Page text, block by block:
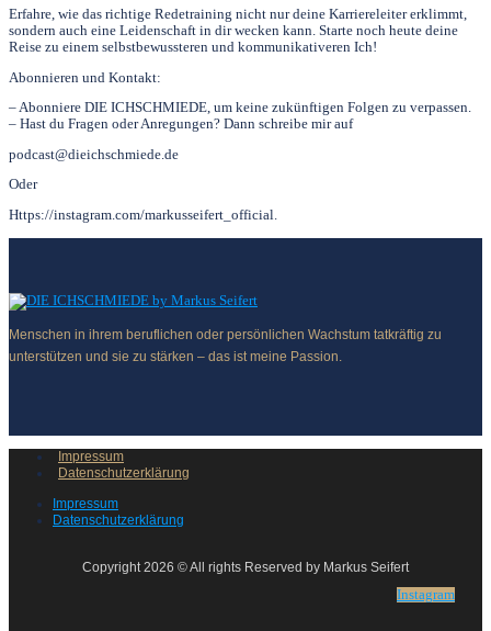
Erfahre, wie das richtige Redetraining nicht nur deine Karriereleiter erklimmt,
sondern auch eine Leidenschaft in dir wecken kann. Starte noch heute deine
Reise zu einem selbstbewussteren und kommunikativeren Ich!
Abonnieren und Kontakt:
– Abonniere DIE ICHSCHMIEDE, um keine zukünftigen Folgen zu verpassen.
– Hast du Fragen oder Anregungen? Dann schreibe mir auf
podcast@dieichschmiede.de
Oder
Https://instagram.com/markusseifert_official.
Menschen in ihrem beruflichen oder persönlichen Wachstum tatkräftig zu
unterstützen und sie zu stärken – das ist meine Passion.
Impressum
Datenschutzerklärung
Impressum
Datenschutzerklärung
Copyright 2026 © All rights Reserved by Markus Seifert
Instagram